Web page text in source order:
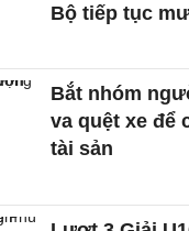
Bộ tiếp tục
Bắt nhóm
va quệt xe để
tài sản